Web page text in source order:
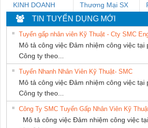
KINH DOANH
DỊCH VỤ XNK
PHƯƠNG NAM
Thương Mại SX
Ba Miền
TIN TUYỂN DỤNG MỚI
Tuyển gấp nhân viên Kỹ Thuật - Cty SMC
Mô tả công việc Đảm nhiệm công việc tại
Công ty theo...
Tuyển Nhanh Nhân Viên Kỹ Thuật- SMC
Mô tả công việc Đảm nhiệm công việc tại
Công ty theo...
Công Ty SMC Tuyển Gấp Nhân Viên Kỹ
Mô tả công việc Đảm nhiệm công việc